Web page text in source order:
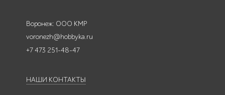
Воронеж: ООО КМР
voronezh@hobbyka.ru
+7 473 251-48-47
НАШИ КОНТАКТЫ